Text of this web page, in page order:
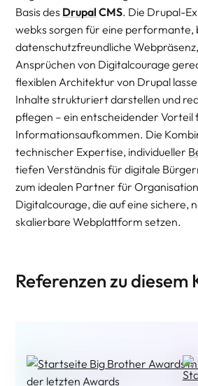
Basis des Drupal CMS. Die Drupal-
webks sorgen für eine
datenschutzfreundliche
Ansprüchen von Digitalcourage
flexiblen Architektur von Drupal
Inhalte strukturiert darstellen und
pflegen – ein entscheidender Vorteil
Informationsaufkommen. Die
technischer Expertise, individueller
tiefen Verständnis für digitale
zum idealen Partner für
Digitalcourage, die auf eine sichere,
skalierbare Webplattform setzen.
Referenzen zu diesem